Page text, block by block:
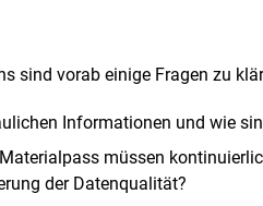
sind vorab einige Fragen zu
Informationen und wie
müssen
der Datenqualität?